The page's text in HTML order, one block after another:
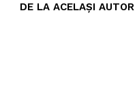
DE LA ACELAȘI AUTOR